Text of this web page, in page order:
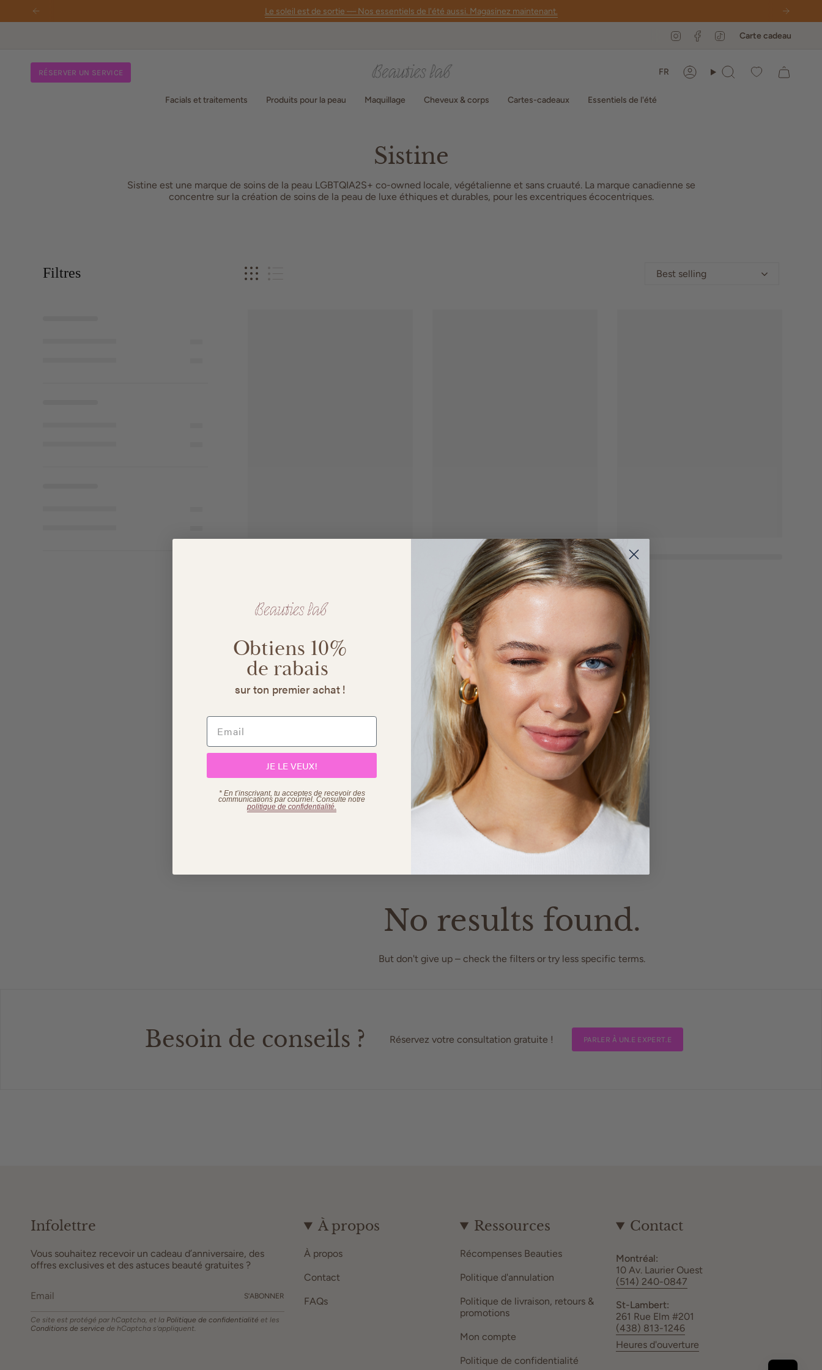
Le soleil est de sortie — Nos essentiels de l'été aussi. Magasinez maintenant.
InstagramFacebook
TikTok
Carte cadeau
RÉSERVER UN SERVICE Langue
FR CompteRecherche
Facials et traitements Produits pour la peau Maquillage Cheveux & corps Cartes-cadeaux Essentiels de l'été
Sistine
Sistine est une marque de soins de la peau LGBTQIA2S+ co-owned locale, végétalienne et sans cruauté. La marque canadienne se
concentre sur la création de soins de la peau de luxe éthiques et durables, pour les excentriques écocentriques.
Best selling
No results found.
But don't give up – check the filters or try less specific terms.
Besoin de conseils ? Réservez votre consultation gratuite ! PARLER À UN.E EXPERT.E
Infolettre
Vous souhaitez recevoir un cadeau d’anniversaire, des
offres exclusives et des astuces beauté gratuites ?
S’ABONNER
Ce site est protégé par hCaptcha, et la Politique de confidentialité et les
Conditions de service de hCaptcha s’appliquent.
À propos
À propos
Contact
FAQs
Ressources
Récompenses Beauties
Politique d'annulation
Politique de livraison, retours &
promotions
Mon compte
Politique de confidentialité
Contact
Montréal:
10 Av. Laurier Ouest
(514) 240-0847
St-Lambert:
261 Rue Elm #201
(438) 813-1246
Heures d'ouverture
Obtiens 10%
de rabais
sur ton premier achat !
JE LE VEUX!
* En t’inscrivant, tu acceptes de recevoir des
communications par courriel. Consulte notre
politique de confidentialité.